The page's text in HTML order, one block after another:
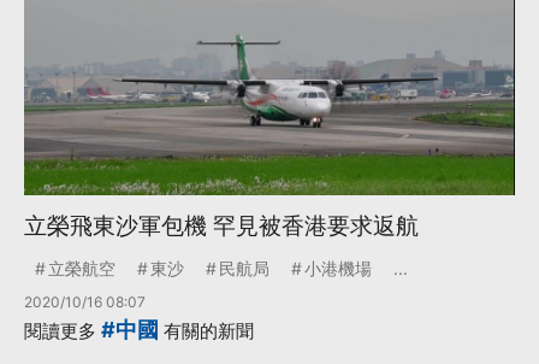
立榮飛東沙軍包機 罕見被香港要求返航
立榮航空 東沙 民航局 小港機場 ...
2020/10/16 08:07
閱讀更多 #中國 有關的新聞